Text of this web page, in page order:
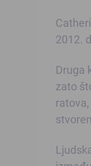
2012.
Druga
zato